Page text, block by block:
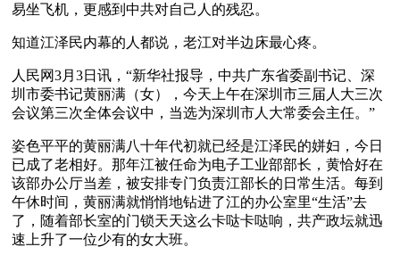
易坐飞机，更感到中共对自己人的残忍。
知道江泽民内幕的人都说，老江对半边床最心疼。
人民网3月3日讯，“新华社报导，中共广东省委副书记、深
圳市委书记黄丽满（女），今天上午在深圳市三届人大三次
会议第三次全体会议中，当选为深圳市人大常委会主任。”
姿色平平的黄丽满八十年代初就已经是江泽民的姘妇，今日
已成了老相好。那年江被任命为电子工业部部长，黄恰好在
该部办公厅当差，被安排专门负责江部长的日常生活。每到
午休时间，黄丽满就悄悄地钻进了江的办公室里“生活”去
了，随着部长室的门锁天天这么卡哒卡哒响，共产政坛就迅
速上升了一位少有的女大班。